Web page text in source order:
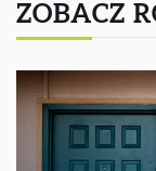
ZOBACZ